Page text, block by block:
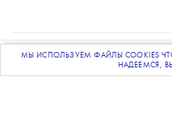
ПОДПИСЫВАЙТЕСЬНАО
МЫ ИСПОЛЬЗУЕМ ФАЙЛЫ COOKIES
НАДЕЕМСЯ,